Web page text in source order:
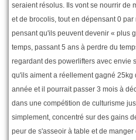
seraient résolus. Ils vont se nourrir de
et de brocolis, tout en dépensant 0
pensant qu'ils peuvent devenir « plus
temps, passant 5 ans à perdre du
regardant des powerlifters avec envie
qu'ils aiment a réellement gagné
année et il pourrait passer 3 mois à
dans une compétition de culturisme
simplement, concentré sur des gains
peur de s'asseoir à table et de manger